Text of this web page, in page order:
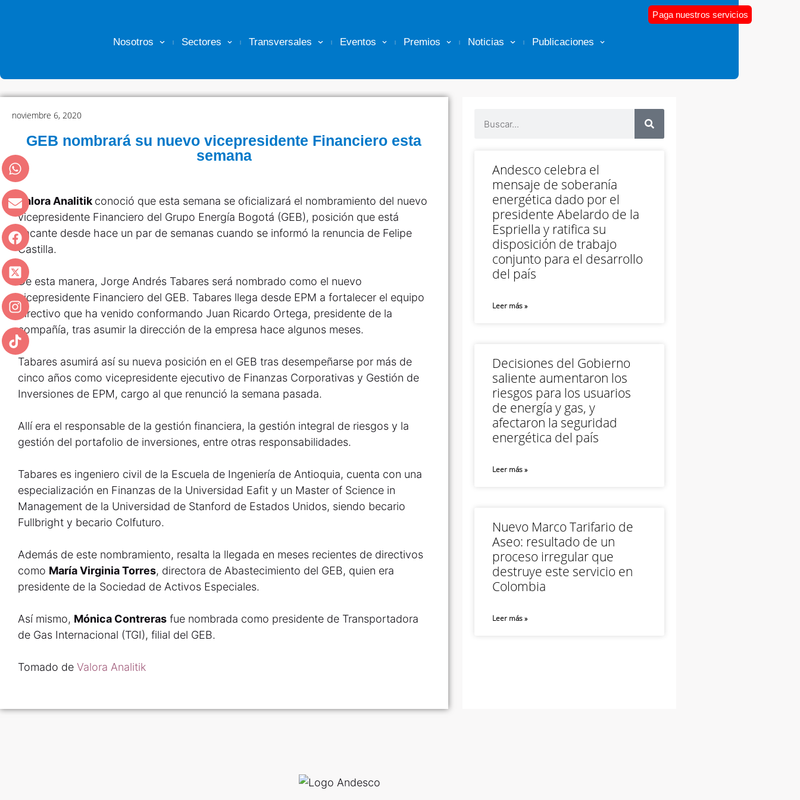
Nosotros Sectores Transversales Eventos Premios Noticias Publicaciones
Paga nuestros servicios
noviembre 6, 2020
GEB nombrará su nuevo vicepresidente Financiero esta
semana
Valora Analitik conoció que esta semana se oficializará el nombramiento del nuevo
vicepresidente Financiero del Grupo Energía Bogotá (GEB), posición que está
vacante desde hace un par de semanas cuando se informó la renuncia de Felipe
Castilla.
De esta manera, Jorge Andrés Tabares será nombrado como el nuevo
vicepresidente Financiero del GEB. Tabares llega desde EPM a fortalecer el equipo
directivo que ha venido conformando Juan Ricardo Ortega, presidente de la
compañía, tras asumir la dirección de la empresa hace algunos meses.
Tabares asumirá así su nueva posición en el GEB tras desempeñarse por más de
cinco años como vicepresidente ejecutivo de Finanzas Corporativas y Gestión de
Inversiones de EPM, cargo al que renunció la semana pasada.
Allí era el responsable de la gestión financiera, la gestión integral de riesgos y la
gestión del portafolio de inversiones, entre otras responsabilidades.
Tabares es ingeniero civil de la Escuela de Ingeniería de Antioquia, cuenta con una
especialización en Finanzas de la Universidad Eafit y un Master of Science in
Management de la Universidad de Stanford de Estados Unidos, siendo becario
Fullbright y becario Colfuturo.
Además de este nombramiento, resalta la llegada en meses recientes de directivos
como María Virginia Torres, directora de Abastecimiento del GEB, quien era
presidente de la Sociedad de Activos Especiales.
Así mismo, Mónica Contreras fue nombrada como presidente de Transportadora
de Gas Internacional (TGI), filial del GEB.
Tomado de Valora Analitik
Andesco celebra el
mensaje de soberanía
energética dado por el
presidente Abelardo de la
Espriella y ratifica su
disposición de trabajo
conjunto para el desarrollo
del país
Leer más »
Decisiones del Gobierno
saliente aumentaron los
riesgos para los usuarios
de energía y gas, y
afectaron la seguridad
energética del país
Leer más »
Nuevo Marco Tarifario de
Aseo: resultado de un
proceso irregular que
destruye este servicio en
Colombia
Leer más »